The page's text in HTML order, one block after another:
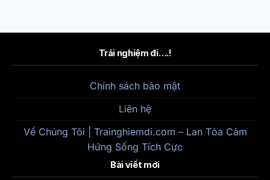
Trải nghiệm đi….!
Chính sách bảo mật
Liên hệ
Về Chúng Tôi | Trainghiemdi.com – Lan Tỏa Cảm
Hứng Sống Tích Cực
Bài viết mới